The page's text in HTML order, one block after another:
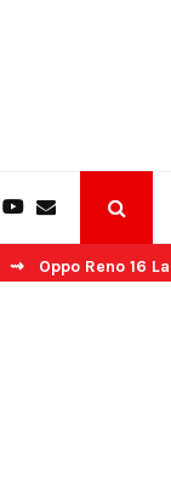
16 Launch: 2